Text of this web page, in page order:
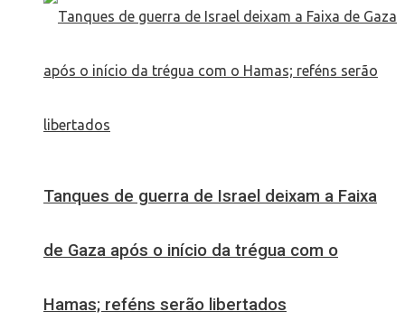
Tanques de guerra de Israel deixam a Faixa
de Gaza após o início da trégua com o
Hamas; reféns serão libertados